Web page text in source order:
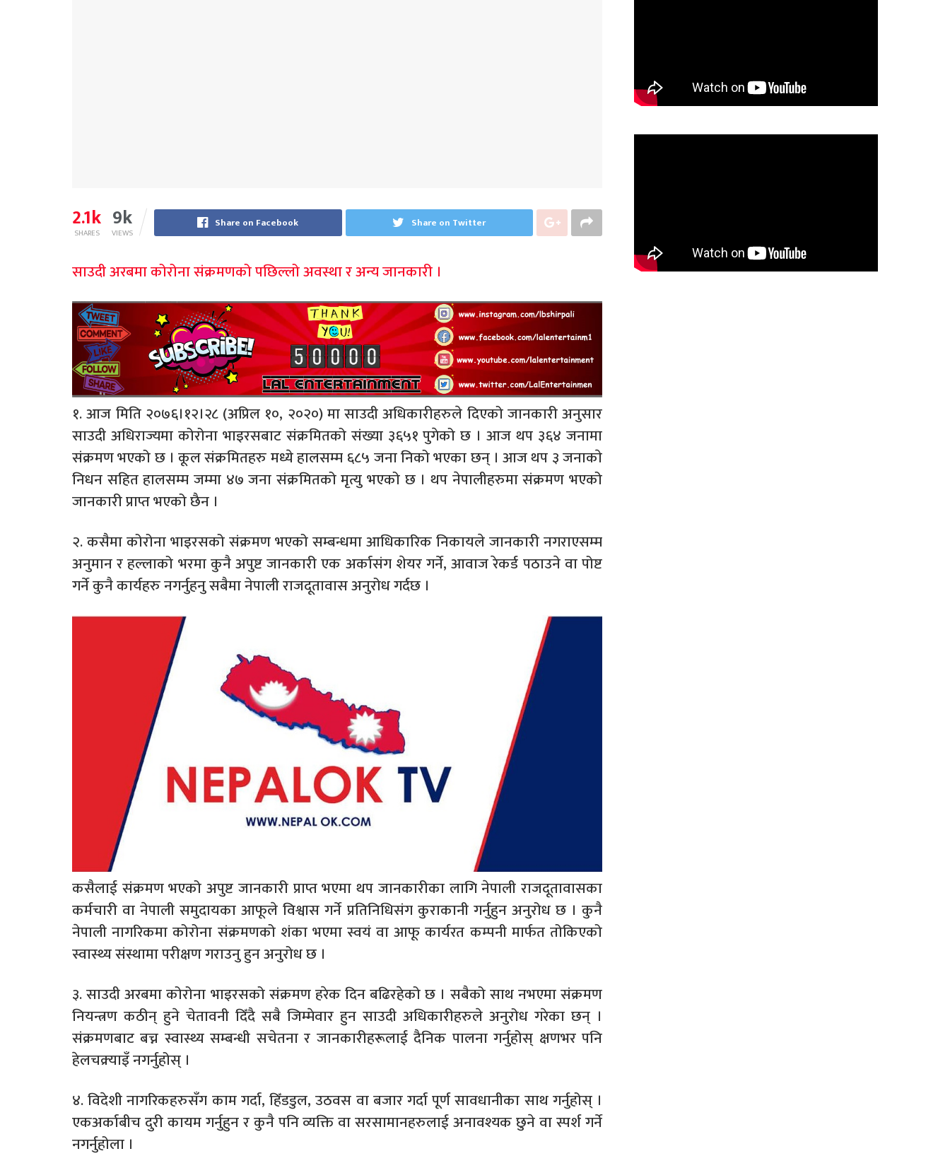
2.1k
SHARES 9k
VIEWS
Share on Facebook Share on Twitter
साउदी अरबमा कोरोना संक्रमणको पछिल्लो अवस्था र अन्य जानकारी ।
१. आज मिति २०७६।१२।२८ (अप्रिल १०, २०२०) मा साउदी अधिकारीहरुले दिएको जानकारी अनुसार
साउदी अधिराज्यमा कोरोना भाइरसबाट संक्रमितको संख्या ३६५१ पुगेको छ । आज थप ३६४ जनामा
संक्रमण भएको छ । कूल संक्रमितहरु मध्ये हालसम्म ६८५ जना निको भएका छन् । आज थप ३ जनाकाे
निधन सहित हालसम्म जम्मा ४७ जना संक्रमितको मृत्यु भएको छ । थप नेपालीहरुमा संक्रमण भएको
जानकारी प्राप्त भएको छैन ।
२. कसैमा कोरोना भाइरसको संक्रमण भएको सम्बन्धमा आधिकारिक निकायले जानकारी नगराएसम्म
अनुमान र हल्लाको भरमा कुनै अपुष्ट जानकारी एक अर्कासंग शेयर गर्ने, आवाज रेकर्ड पठाउने वा पोष्ट
गर्ने कुनै कार्यहरु नगर्नुहनु सबैमा नेपाली राजदूतावास अनुरोध गर्दछ ।
कसैलाई संक्रमण भएको अपुष्ट जानकारी प्राप्त भएमा थप जानकारीका लागि नेपाली राजदूतावासका
कर्मचारी वा नेपाली समुदायका आफूले विश्वास गर्ने प्रतिनिधिसंग कुराकानी गर्नुहुन अनुरोध छ । कुनै
नेपाली नागरिकमा कोरोना संक्रमणको शंका भएमा स्वयं वा आफू कार्यरत कम्पनी मार्फत तोकिएको
स्वास्थ्य संस्थामा परीक्षण गराउनु हुन अनुरोध छ ।
३. साउदी अरबमा कोरोना भाइरसको संक्रमण हरेक दिन बढिरहेको छ । सबैको साथ नभएमा संक्रमण
नियन्त्रण कठीन् हुने चेतावनी दिँदै सबै जिम्मेवार हुन साउदी अधिकारीहरुले अनुरोध गरेका छन् ।
संक्रमणबाट बच्न स्वास्थ्य सम्बन्धी सचेतना र जानकारीहरूलाई दैनिक पालना गर्नुहोस् क्षणभर पनि
हेलचक्र्याइँ नगर्नुहोस् ।
४. विदेशी नागरिकहरुसँग काम गर्दा, हिँडडुल, उठवस वा बजार गर्दा पूर्ण सावधानीका साथ गर्नुहोस् ।
एकअर्काबीच दुरी कायम गर्नुहुन र कुनै पनि व्यक्ति वा सरसामानहरुलाई अनावश्यक छुने वा स्पर्श गर्ने
नगर्नुहोला ।